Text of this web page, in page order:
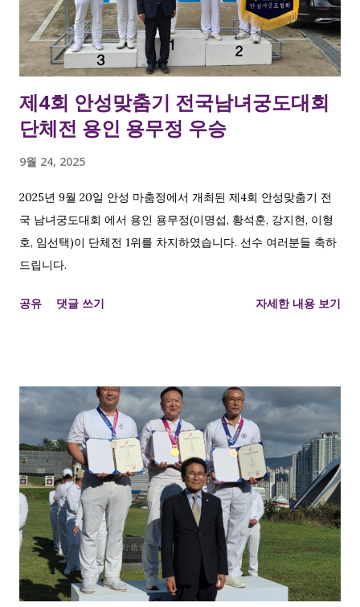
제4회 안성맞춤기 전국남녀궁도대회
단체전 용인 용무정 우승
9월 24, 2025
2025년 9월 20일 안성 마춤정에서 개최된 제4회 안성맞춤기 전
국 남녀궁도대회 에서 용인 용무정(이명섭, 황석훈, 강지현, 이형
호, 임선택)이 단체전 1위를 차지하였습니다. 선수 여러분들 축하
드립니다.
공유 댓글 쓰기 자세한 내용 보기